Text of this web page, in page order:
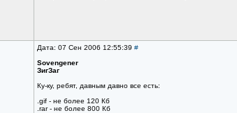
Дата: 07 Сен 2006 12:55:39 #
Sovengener
ЗигЗаг
Ку-ку, ребят, давным давно все есть:
.gif - не более 120 Кб
.rar - не более 800 Кб